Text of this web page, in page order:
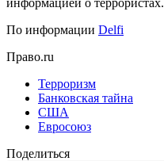
По информации Delfi
Право.ru
Терроризм
Банковская тайна
США
Евросоюз
Поделиться